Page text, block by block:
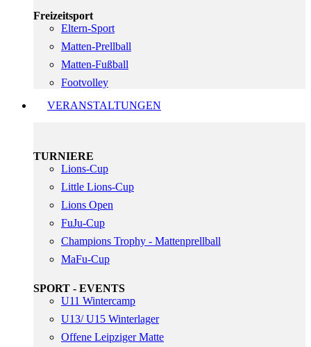
Freizeitsport
Eltern-Sport
Matten-Prellball
Matten-Fußball
Footvolley
VERANSTALTUNGEN
TURNIERE
Lions-Cup
Little Lions-Cup
Lions Open
FuJu-Cup
Champions Trophy - Mattenprellball
MaFu-Cup
SPORT - EVENTS
U11 Wintercamp
U13/ U15 Winterlager
Offene Leipziger Matte